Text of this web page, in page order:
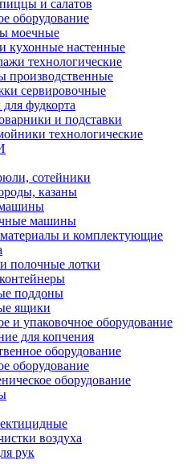
и салатов
оборудование
моечные
кухонные настенные
технологические
производственные
сервировочные
фудкорта
и подставки
технологические
сотейники
казаны
машины
и комплектующие
полочные лотки
поддоны
ящики
и упаковочное оборудование
для копчения
оборудование
оборудование
оборудование
воздуха
рук